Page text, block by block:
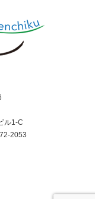
ル1-C
2053